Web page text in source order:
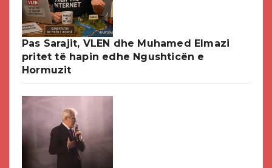
Pas Sarajit, VLEN dhe Muhamed Elmazi
pritet të hapin edhe Ngushticën e
Hormuzit